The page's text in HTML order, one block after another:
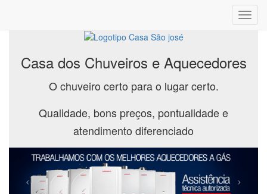
Casa dos Chuveiros e Aquecedores
O chuveiro certo para o lugar certo.
Qualidade, bons preços, pontualidade e
atendimento diferenciado